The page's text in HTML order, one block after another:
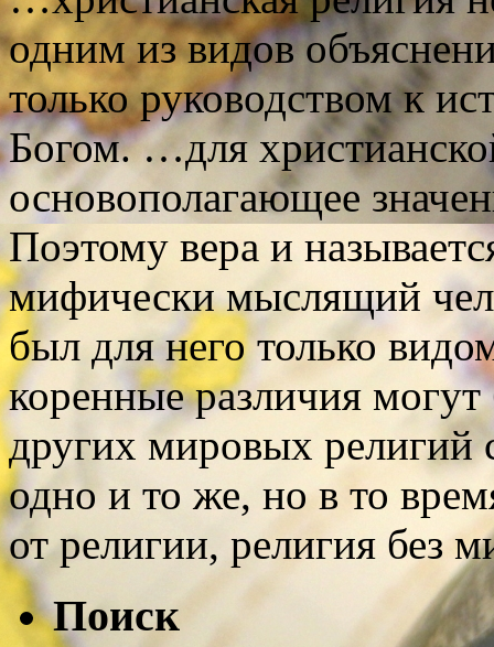
одним из видов
только руководством к
Богом. …для
основополагающее
Поэтому вера и
мифически мыслящий
был для него только
коренные различия
других мировых
одно и то же, но в то
от религии, религия без
Поиск